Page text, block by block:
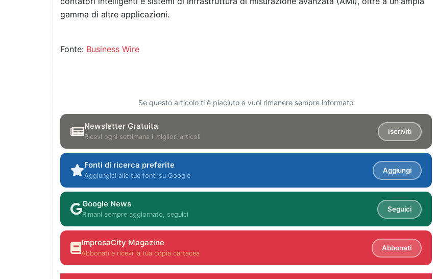
gamma di altre applicazioni.
Fonte: Business Wire
Se questo articolo ti è piaciuto e vuoi rimanere sempre informato
Newsletter Gratuita
Ricevi ogni settimana i migliori articoli
Iscriviti
Fonti di ricerca preferite
Aggiungici alle tue fonti su Google
Aggiungi
Google News
Rimani sempre aggiornato, seguici
Seguici
ImpresaCity Magazine
Abbonati e ricevi la tua copia cartacea
Abbonati